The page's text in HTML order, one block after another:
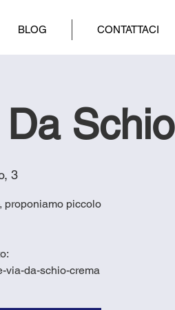
BLOG CONTATTACI
Schio
3
proponiamo piccolo
via-da-schio-crema